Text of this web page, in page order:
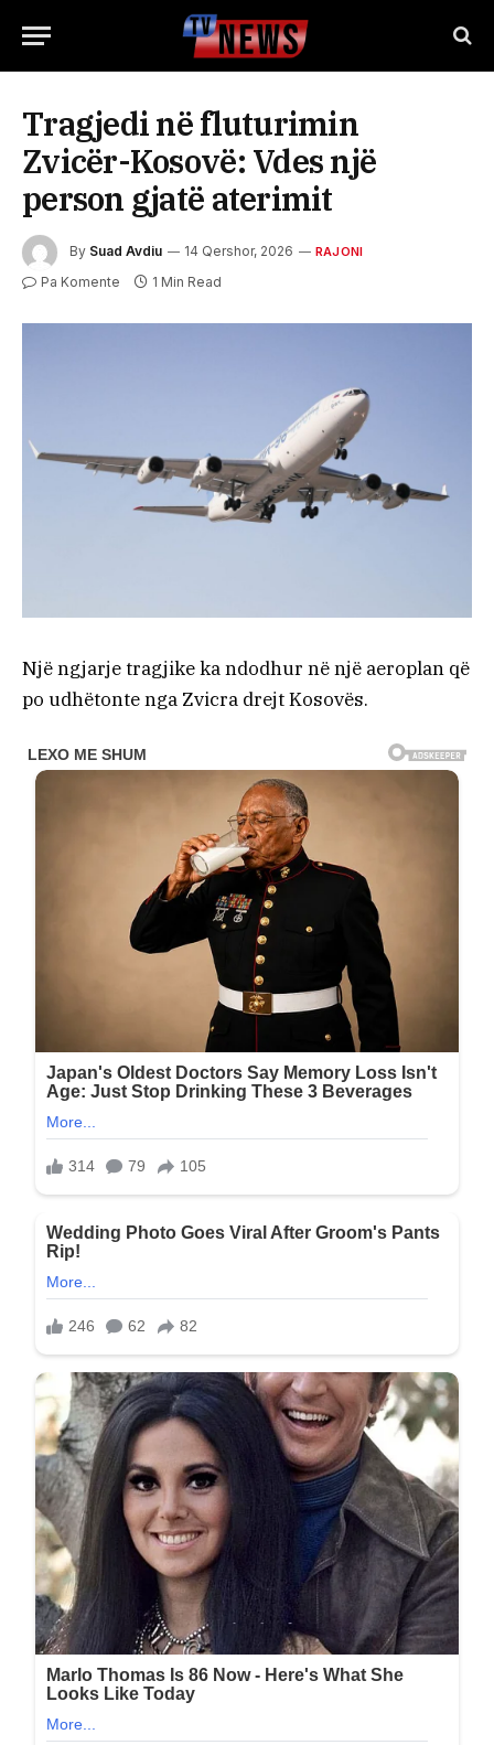
Tragjedi në fluturimin
Zvicër-Kosovë: Vdes një
person gjatë aterimit
By Suad Avdiu 14 Qershor, 2026 RAJONI
Pa Komente 1 Min Read
Një ngjarje tragjike ka ndodhur në një aeroplan që
po udhëtonte nga Zvicra drejt Kosovës.